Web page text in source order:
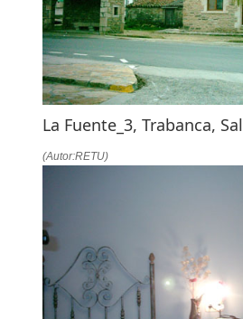
La Fuente_3, Trabanca,
(Autor:RETU)